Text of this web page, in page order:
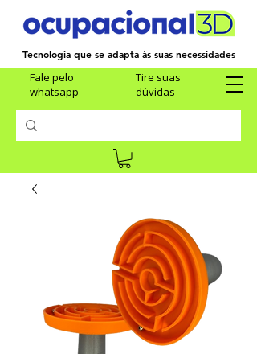
Fale pelo
whatsapp
Tire suas
dúvidas
Tecnologia que se adapta às suas necessidades